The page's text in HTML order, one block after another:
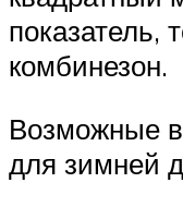
показатель,
комбинезон.
Возможные
для зимней